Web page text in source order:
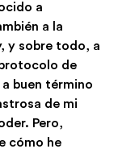
a
a la
y sobre todo, a
de
buen término
de mi
Pero,
cómo he